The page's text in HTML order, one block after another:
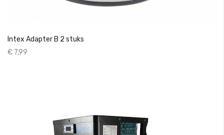
Intex Adapter B 2 stuks
€ 7,99